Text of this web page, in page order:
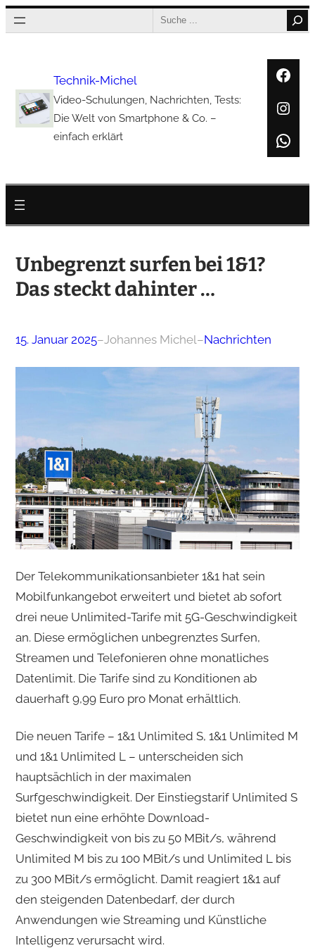
Zum
Inhalt
Search
Technik-Michel
Video-Schulungen, Nachrichten, Tests:
Die Welt von Smartphone & Co. –
einfach erklärt
Unbegrenzt surfen bei 1&1?
Das steckt dahinter …
15. Januar 2025–Johannes Michel–Nachrichten
Der Telekommunikationsanbieter 1&1 hat sein
Mobilfunkangebot erweitert und bietet ab sofort
drei neue Unlimited-Tarife mit 5G-Geschwindigkeit
an. Diese ermöglichen unbegrenztes Surfen,
Streamen und Telefonieren ohne monatliches
Datenlimit. Die Tarife sind zu Konditionen ab
dauerhaft 9,99 Euro pro Monat erhältlich.
Die neuen Tarife – 1&1 Unlimited S, 1&1 Unlimited M
und 1&1 Unlimited L – unterscheiden sich
hauptsächlich in der maximalen
Surfgeschwindigkeit. Der Einstiegstarif Unlimited S
bietet nun eine erhöhte Download-
Geschwindigkeit von bis zu 50 MBit/s, während
Unlimited M bis zu 100 MBit/s und Unlimited L bis
zu 300 MBit/s ermöglicht. Damit reagiert 1&1 auf
den steigenden Datenbedarf, der durch
Anwendungen wie Streaming und Künstliche
Intelligenz verursacht wird.